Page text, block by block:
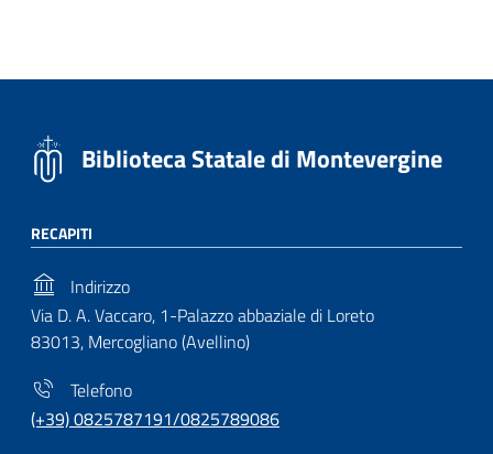
Biblioteca Statale di Montevergine
RECAPITI
Indirizzo
Via D. A. Vaccaro, 1-Palazzo abbaziale di Loreto
83013, Mercogliano (Avellino)
Telefono
(+39) 0825787191/0825789086